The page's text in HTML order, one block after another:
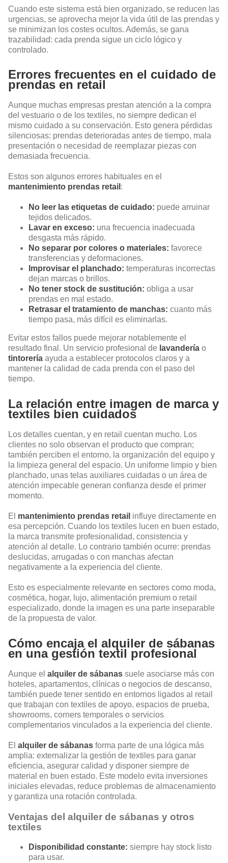
Cuando este sistema está bien organizado, se reducen las
urgencias, se aprovecha mejor la vida útil de las prendas y
se minimizan los costes ocultos. Además, se gana
trazabilidad: cada prenda sigue un ciclo lógico y
controlado.
Errores frecuentes en el cuidado de
prendas en retail
Aunque muchas empresas prestan atención a la compra
del vestuario o de los textiles, no siempre dedican el
mismo cuidado a su conservación. Esto genera pérdidas
silenciosas: prendas deterioradas antes de tiempo, mala
presentación o necesidad de reemplazar piezas con
demasiada frecuencia.
Estos son algunos errores habituales en el
mantenimiento prendas retail :
No leer las etiquetas de cuidado: puede arruinar
tejidos delicados.
Lavar en exceso: una frecuencia inadecuada
desgasta más rápido.
No separar por colores o materiales: favorece
transferencias y deformaciones.
Improvisar el planchado: temperaturas incorrectas
dejan marcas o brillos.
No tener stock de sustitución: obliga a usar
prendas en mal estado.
Retrasar el tratamiento de manchas: cuanto más
tiempo pasa, más difícil es eliminarlas.
Evitar estos fallos puede mejorar notablemente el
resultado final. Un servicio profesional de lavandería o
tintorería ayuda a establecer protocolos claros y a
mantener la calidad de cada prenda con el paso del
tiempo.
La relación entre imagen de marca y
textiles bien cuidados
Los detalles cuentan, y en retail cuentan mucho. Los
clientes no solo observan el producto que compran;
también perciben el entorno, la organización del equipo y
la limpieza general del espacio. Un uniforme limpio y bien
planchado, unas telas auxiliares cuidadas o un área de
atención impecable generan confianza desde el primer
momento.
El mantenimiento prendas retail influye directamente en
esa percepción. Cuando los textiles lucen en buen estado,
la marca transmite profesionalidad, consistencia y
atención al detalle. Lo contrario también ocurre: prendas
deslucidas, arrugadas o con manchas afectan
negativamente a la experiencia del cliente.
Esto es especialmente relevante en sectores como moda,
cosmética, hogar, lujo, alimentación premium o retail
especializado, donde la imagen es una parte inseparable
de la propuesta de valor.
Cómo encaja el alquiler de sábanas
en una gestión textil profesional
Aunque el alquiler de sábanas suele asociarse más con
hoteles, apartamentos, clínicas o negocios de descanso,
también puede tener sentido en entornos ligados al retail
que trabajan con textiles de apoyo, espacios de prueba,
showrooms, corners temporales o servicios
complementarios vinculados a la experiencia del cliente.
El alquiler de sábanas forma parte de una lógica más
amplia: externalizar la gestión de textiles para ganar
eficiencia, asegurar calidad y disponer siempre de
material en buen estado. Este modelo evita inversiones
iniciales elevadas, reduce problemas de almacenamiento
y garantiza una rotación controlada.
Ventajas del alquiler de sábanas y otros
textiles
Disponibilidad constante: siempre hay stock listo
para usar.